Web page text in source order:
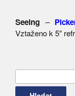
Seeing –
Vztaženo k 5″